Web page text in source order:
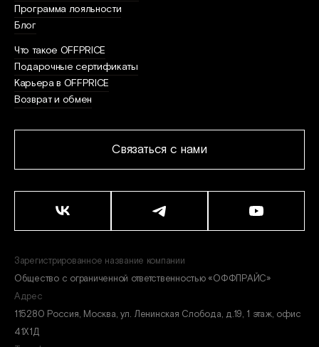
Связаться с нами
Зарегистрированное название компании
Общество с ограниченной ответственностью «ОФФПРАЙС»
Адрес
115280 Россия, Москва, ул. Ленинская Слобода, д.19, 1 этаж, офис
41Х1Д
Программа лояльности
Блог
Что такое OFFPRICE
Подарочные сертификаты
Карьера в OFFPRICE
Возврат и обмен